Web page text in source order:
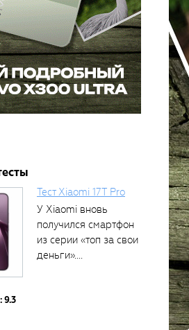
9.3
Тест Xiaomi 17T Pro
У Xiaomi вновь
получился смартфон
из серии «топ за свои
деньги»....